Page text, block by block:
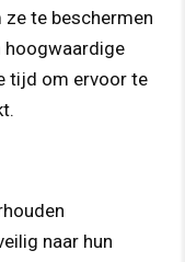
te beschermen
hoogwaardige
tijd om ervoor te
naar hun